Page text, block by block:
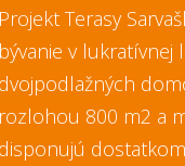
Terasy
v
800 m2 a